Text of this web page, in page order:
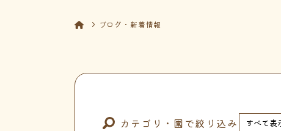
ブログ・新着情報
カテゴリ・園で絞り込み